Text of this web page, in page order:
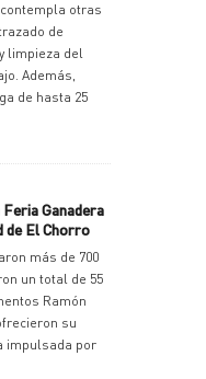
otras
de
limpieza del
Además,
de hasta 25
Ganadera
de El Chorro
más de 700
un total de 55
Ramón
su
impulsada por